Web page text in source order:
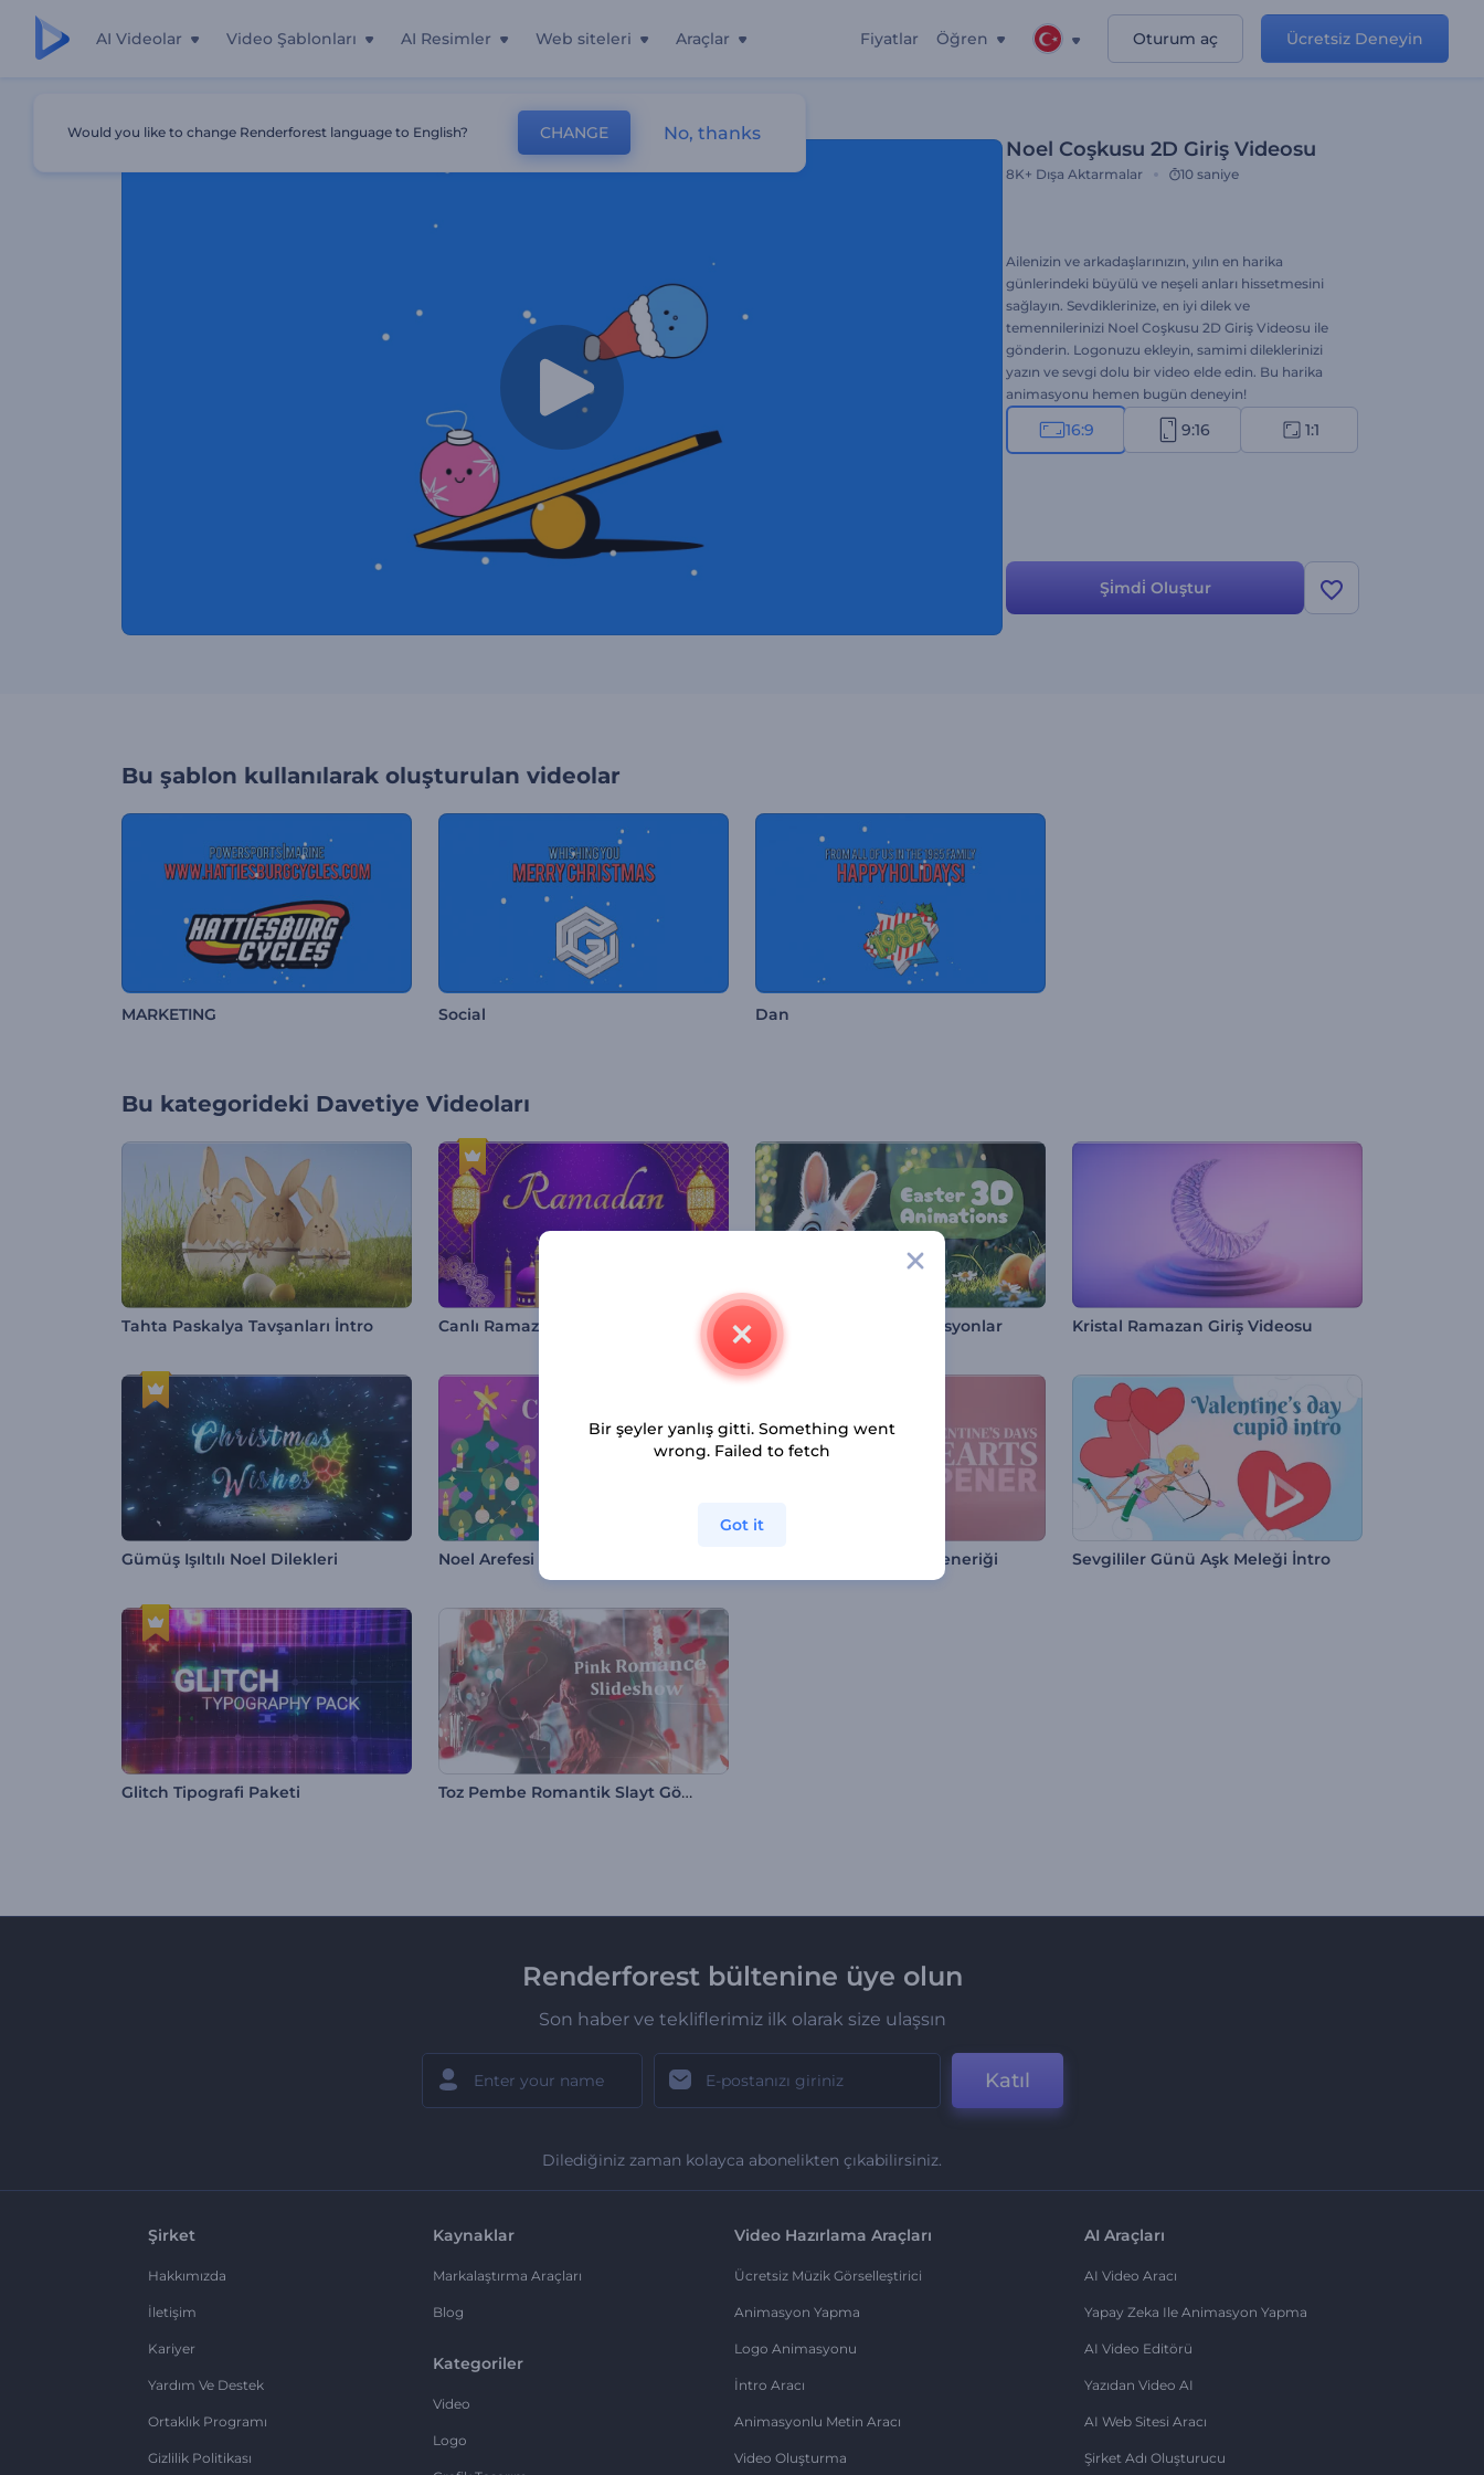
AI Videolar Video Şablonları AI Resimler Web siteleri Araçlar Fiyatlar Öğren Oturum aç Ücretsiz Deneyin
Noel Coşkusu 2D Giriş Videosu
8K+ Dışa Aktarmalar 10 saniye
Ailenizin ve arkadaşlarınızın, yılın en harika
günlerindeki büyülü ve neşeli anları hissetmesini
sağlayın. Sevdiklerinize, en iyi dilek ve
temennilerinizi Noel Coşkusu 2D Giriş Videosu ile
gönderin. Logonuzu ekleyin, samimi dileklerinizi
yazın ve sevgi dolu bir video elde edin. Bu harika
animasyonu hemen bugün deneyin!
16:9 9:16 1:1
Şi̇mdi̇ Oluştur
Bu şablon kullanılarak oluşturulan videolar
MARKETING Social Dan
Bu kategorideki Davetiye Videoları
Tahta Paskalya Tavşanları İntro Canlı Ramazan İntrosu Paskalya İçin 3D Animasyonlar Kristal Ramazan Giriş Videosu
Gümüş Işıltılı Noel Dilekleri Noel Arefesi Animasyonları Kalpli Sevgililer Günü Jeneriği Sevgililer Günü Aşk Meleği İntro
Glitch Tipografi Paketi Toz Pembe Romantik Slayt Gösterisi
Renderforest bültenine üye olun
Son haber ve tekliflerimiz ilk olarak size ulaşsın
Katıl
Dilediğiniz zaman kolayca abonelikten çıkabilirsiniz.
Şirket
Hakkımızda
İletişim
Kariyer
Yardım Ve Destek
Ortaklık Programı
Gizlilik Politikası
Kaynaklar
Markalaştırma Araçları
Blog
Kategoriler
Video
Logo
Video Hazırlama Araçları
Ücretsiz Müzik Görselleştirici
Animasyon Yapma
Logo Animasyonu
İntro Aracı
Animasyonlu Metin Aracı
Video Oluşturma
AI Araçları
AI Video Aracı
Yapay Zeka Ile Animasyon Yapma
AI Video Editörü
Yazıdan Video AI
AI Web Sitesi Aracı
Şirket Adı Oluşturucu
Would you like to change Renderforest language to English? CHANGE No, thanks
Bir şeyler yanlış gitti. Something went
wrong. Failed to fetch
Got it